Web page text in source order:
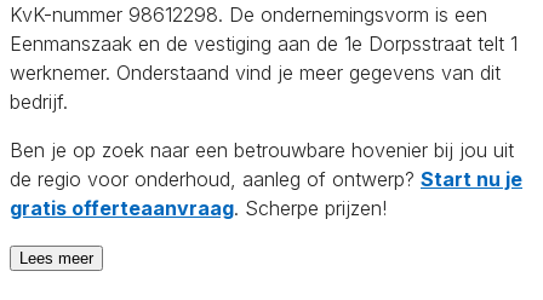
KvK-nummer 98612298. De ondernemingsvorm is een
Eenmanszaak en de vestiging aan de 1e Dorpsstraat telt 1
werknemer. Onderstaand vind je meer gegevens van dit
bedrijf.
Ben je op zoek naar een betrouwbare hovenier bij jou uit
de regio voor onderhoud, aanleg of ontwerp? Start nu je
gratis offerteaanvraag. Scherpe prijzen!
Lees meer